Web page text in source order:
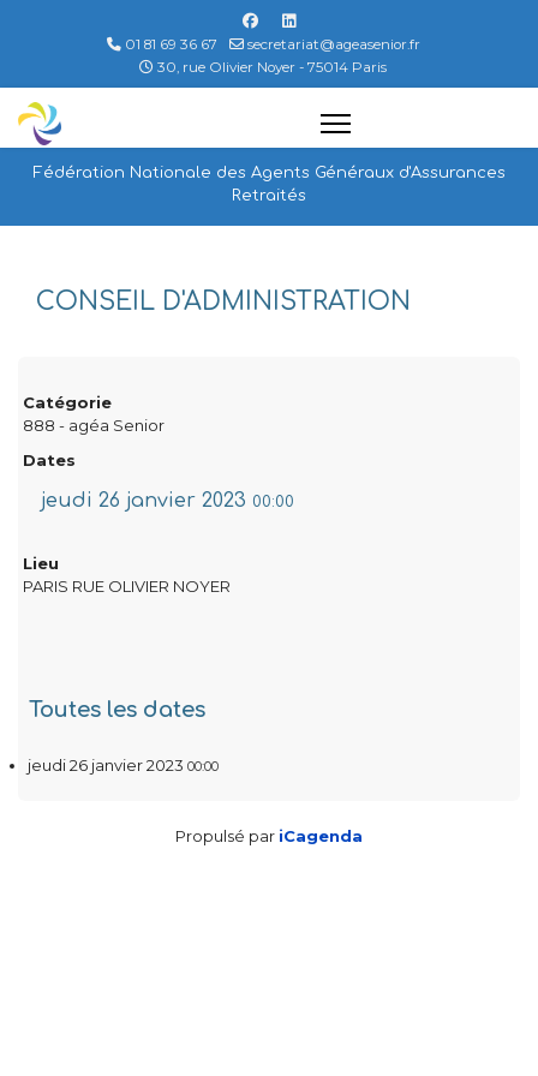
01 81 69 36 67
secretariat@ageasenior.fr
30, rue Olivier Noyer - 75014 Paris
Fédération Nationale des Agents Généraux d'Assurances
Retraités
CONSEIL D'ADMINISTRATION
Catégorie
888 - agéa Senior
Dates
jeudi 26 janvier 2023 00:00
Lieu
PARIS RUE OLIVIER NOYER
Toutes les dates
jeudi 26 janvier 2023 00:00
Propulsé par iCagenda